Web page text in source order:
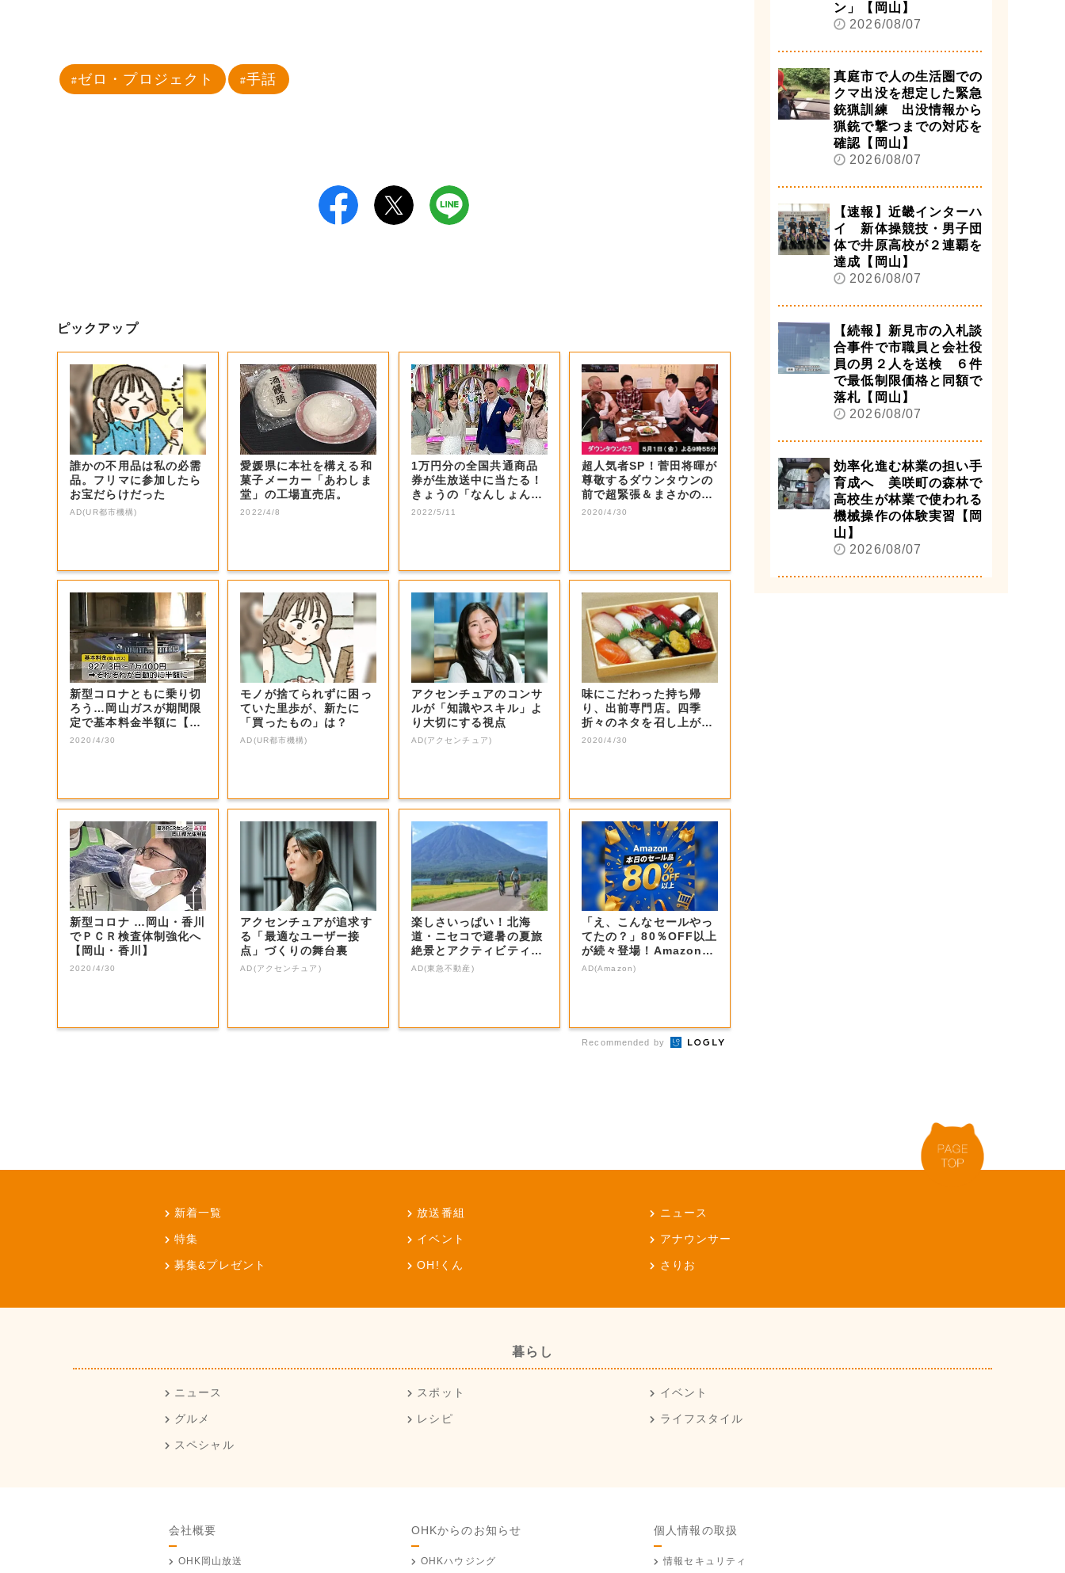
ゼロ・プロジェクト 手話
ピックアップ
誰かの不用品は私の必需
品。フリマに参加したら
お宝だらけだった
AD(UR都市機構)
愛媛県に本社を構える和
菓子メーカー「あわしま
堂」の工場直売店。
2022/4/8
1万円分の全国共通商品
券が生放送中に当たる！
きょうの「なんしょん？
生電話クイズ」...
2022/5/11
超人気者SP！菅田将暉が
尊敬するダウンタウンの
前で超緊張＆まさかの大
号泣！思いを...
2020/4/30
新型コロナともに乗り切
ろう…岡山ガスが期間限
定で基本料金半額に【岡
山・岡山市】
2020/4/30
モノが捨てられずに困っ
ていた里歩が、新たに
「買ったもの」は？
AD(UR都市機構)
アクセンチュアのコンサ
ルが「知識やスキル」よ
り大切にする視点
AD(アクセンチュア)
味にこだわった持ち帰
り、出前専門店。四季
折々のネタを召し上が
れ。
2020/4/30
新型コロナ …岡山・香川
でＰＣＲ検査体制強化へ
【岡山・香川】
2020/4/30
アクセンチュアが追求す
る「最適なユーザー接
点」づくりの舞台裏
AD(アクセンチュア)
楽しさいっぱい！北海
道・ニセコで避暑の夏旅
絶景とアクティビティが
揃う「ニセコ東...
AD(東急不動産)
「え、こんなセールやっ
てたの？」80％OFF以上
が続々登場！Amazonの
本気が...
AD(Amazon)
Recommended by
ン」【岡山】
2026/08/07
真庭市で人の生活圏での
クマ出没を想定した緊急
銃猟訓練 出没情報から
猟銃で撃つまでの対応を
確認【岡山】
2026/08/07
【速報】近畿インターハ
イ 新体操競技・男子団
体で井原高校が２連覇を
達成【岡山】
2026/08/07
【続報】新見市の入札談
合事件で市職員と会社役
員の男２人を送検 ６件
で最低制限価格と同額で
落札【岡山】
2026/08/07
効率化進む林業の担い手
育成へ 美咲町の森林で
高校生が林業で使われる
機械操作の体験実習【岡
山】
2026/08/07
新着一覧 放送番組 ニュース
特集 イベント アナウンサー
募集&プレゼント OH!くん さりお
暮らし
ニュース スポット イベント
グルメ レシピ ライフスタイル
スペシャル
会社概要
OHK岡山放送
OHKからのお知らせ
OHKハウジング
個人情報の取扱
情報セキュリティ